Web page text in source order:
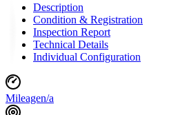
Description
Condition & Registration
Inspection Report
Technical Details
Individual Configuration
Mileagen/a